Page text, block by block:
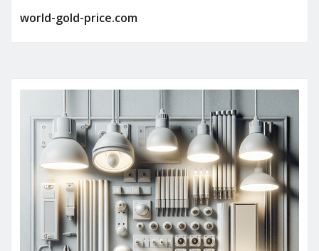
world-gold-price.com